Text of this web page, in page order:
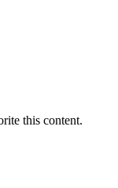
this content.